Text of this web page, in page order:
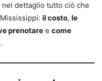
dettaglio tutto ciò che
il costo, le
prenotare e come
.